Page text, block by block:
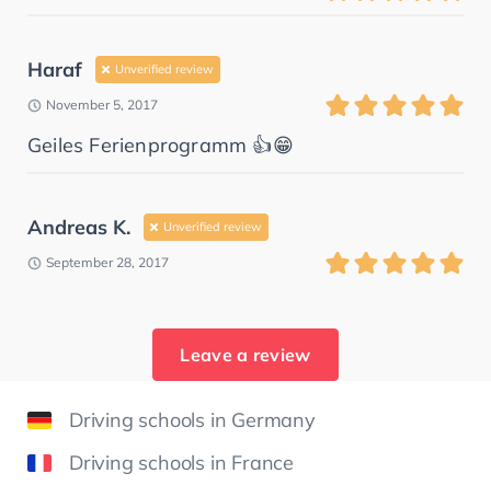
Haraf Unverified review
November 5, 2017
Geiles Ferienprogramm 👍😁
Andreas K. Unverified review
September 28, 2017
Leave a review
Driving schools in Germany
Driving schools in France